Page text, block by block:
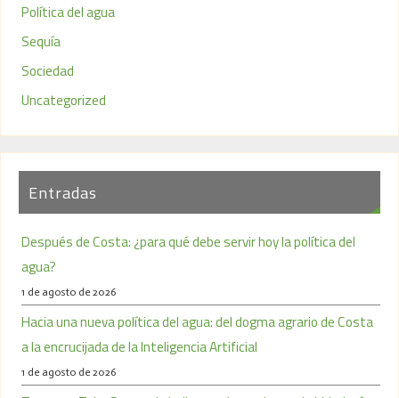
Política del agua
Sequía
Sociedad
Uncategorized
Entradas
Después de Costa: ¿para qué debe servir hoy la política del
agua?
1 de agosto de 2026
Hacia una nueva política del agua: del dogma agrario de Costa
a la encrucijada de la Inteligencia Artificial
1 de agosto de 2026